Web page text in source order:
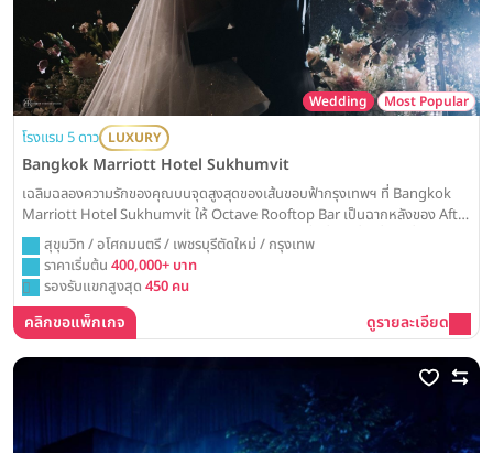
Wedding Most Popular
โรงแรม 5 ดาว LUXURY
Bangkok Marriott Hotel Sukhumvit
เฉลิมฉลองความรักของคุณบนจุดสูงสุดของเส้นขอบฟ้ากรุงเทพฯ ที่ Bangkok
Marriott Hotel Sukhumvit ให้ Octave Rooftop Bar เป็นฉากหลังของ After
Party สุดชิค หรือเลือกจัดงานในห้องบอลรูมสุดหรู เพื่อค่ำคืนที่น่าตื่นตาตื่นใจและ
สมบูรณ์แบบ
สุขุมวิท / อโศกมนตรี / เพชรบุรีตัดใหม่ / กรุงเทพ
ราคาเริ่มต้น 400,000+ บาท
รองรับแขกสูงสุด 450 คน
คลิกขอแพ็กเกจ ดูรายละเอียด